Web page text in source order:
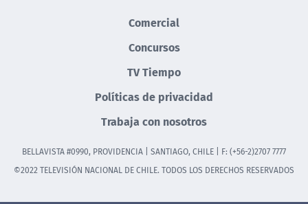
Comercial
Concursos
TV Tiempo
Políticas de privacidad
Trabaja con nosotros
BELLAVISTA #0990, PROVIDENCIA | SANTIAGO, CHILE | F: (+56-2)2707 7777
©2022 TELEVISIÓN NACIONAL DE CHILE. TODOS LOS DERECHOS RESERVADOS